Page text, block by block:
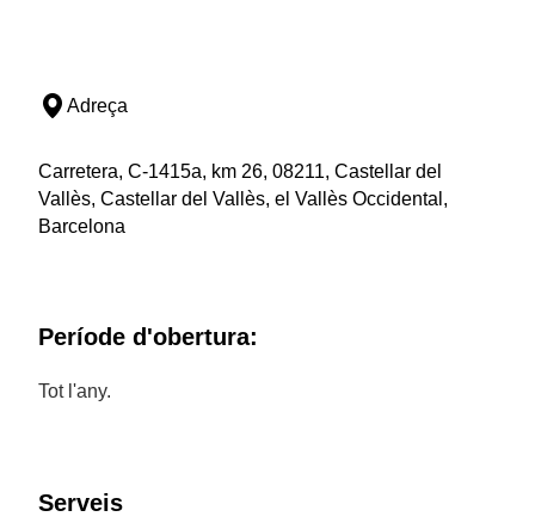
Adreça
Carretera, C-1415a, km 26, 08211, Castellar del
Vallès, Castellar del Vallès, el Vallès Occidental,
Barcelona
Període d'obertura:
Tot l'any.
Serveis